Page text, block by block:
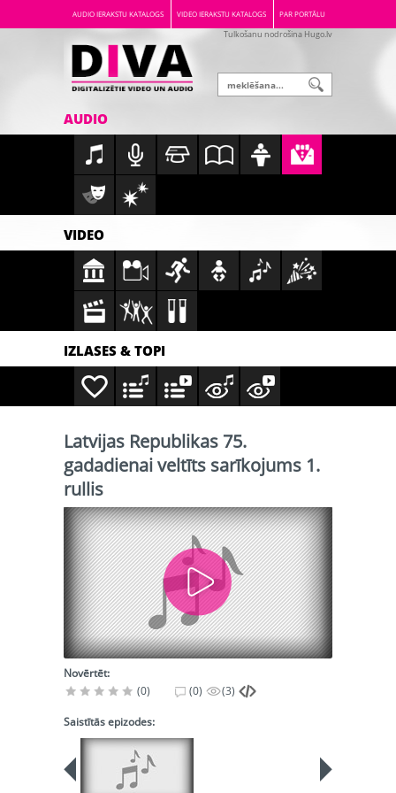
AUDIO IERAKSTU KATALOGS VIDEO IERAKSTU KATALOGS PAR PORTĀLU
Tulkošanu nodrošina Hugo.lv
AUDIO
VIDEO
IZLASES & TOPI
Latvijas Republikas 75.
gadadienai veltīts sarīkojums 1.
rullis
Novērtēt:
(0)
(0) (3)
Saistītās epizodes: